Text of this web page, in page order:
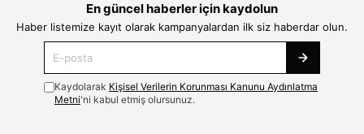
En güncel haberler için kaydolun
Haber listemize kayıt olarak kampanyalardan ilk siz haberdar olun.
Kaydolarak Kişisel Verilerin Korunması Kanunu Aydınlatma
Metni'ni kabul etmiş olursunuz.